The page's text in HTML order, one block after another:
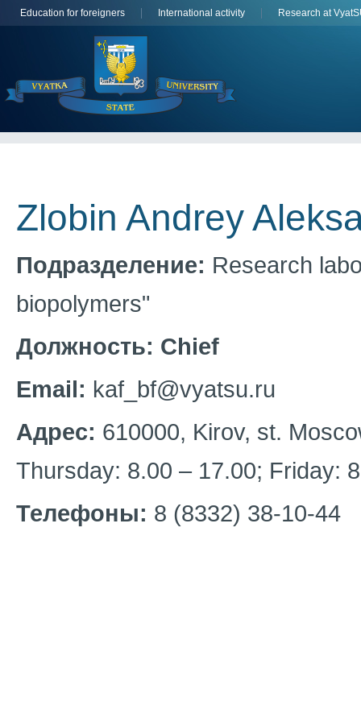
Education for foreigners International activity Research at
Zlobin Andrey
Подразделение: Research
biopolymers"
Должность: Сhief
Email: kaf_bf@vyatsu.ru
Адрес: 610000, Kirov, st.
Thursday: 8.00 – 17.00; Friday:
Телефоны: 8 (8332) 38-10-44